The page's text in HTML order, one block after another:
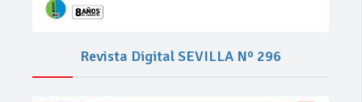
Revista Digital SEVILLA Nº 296